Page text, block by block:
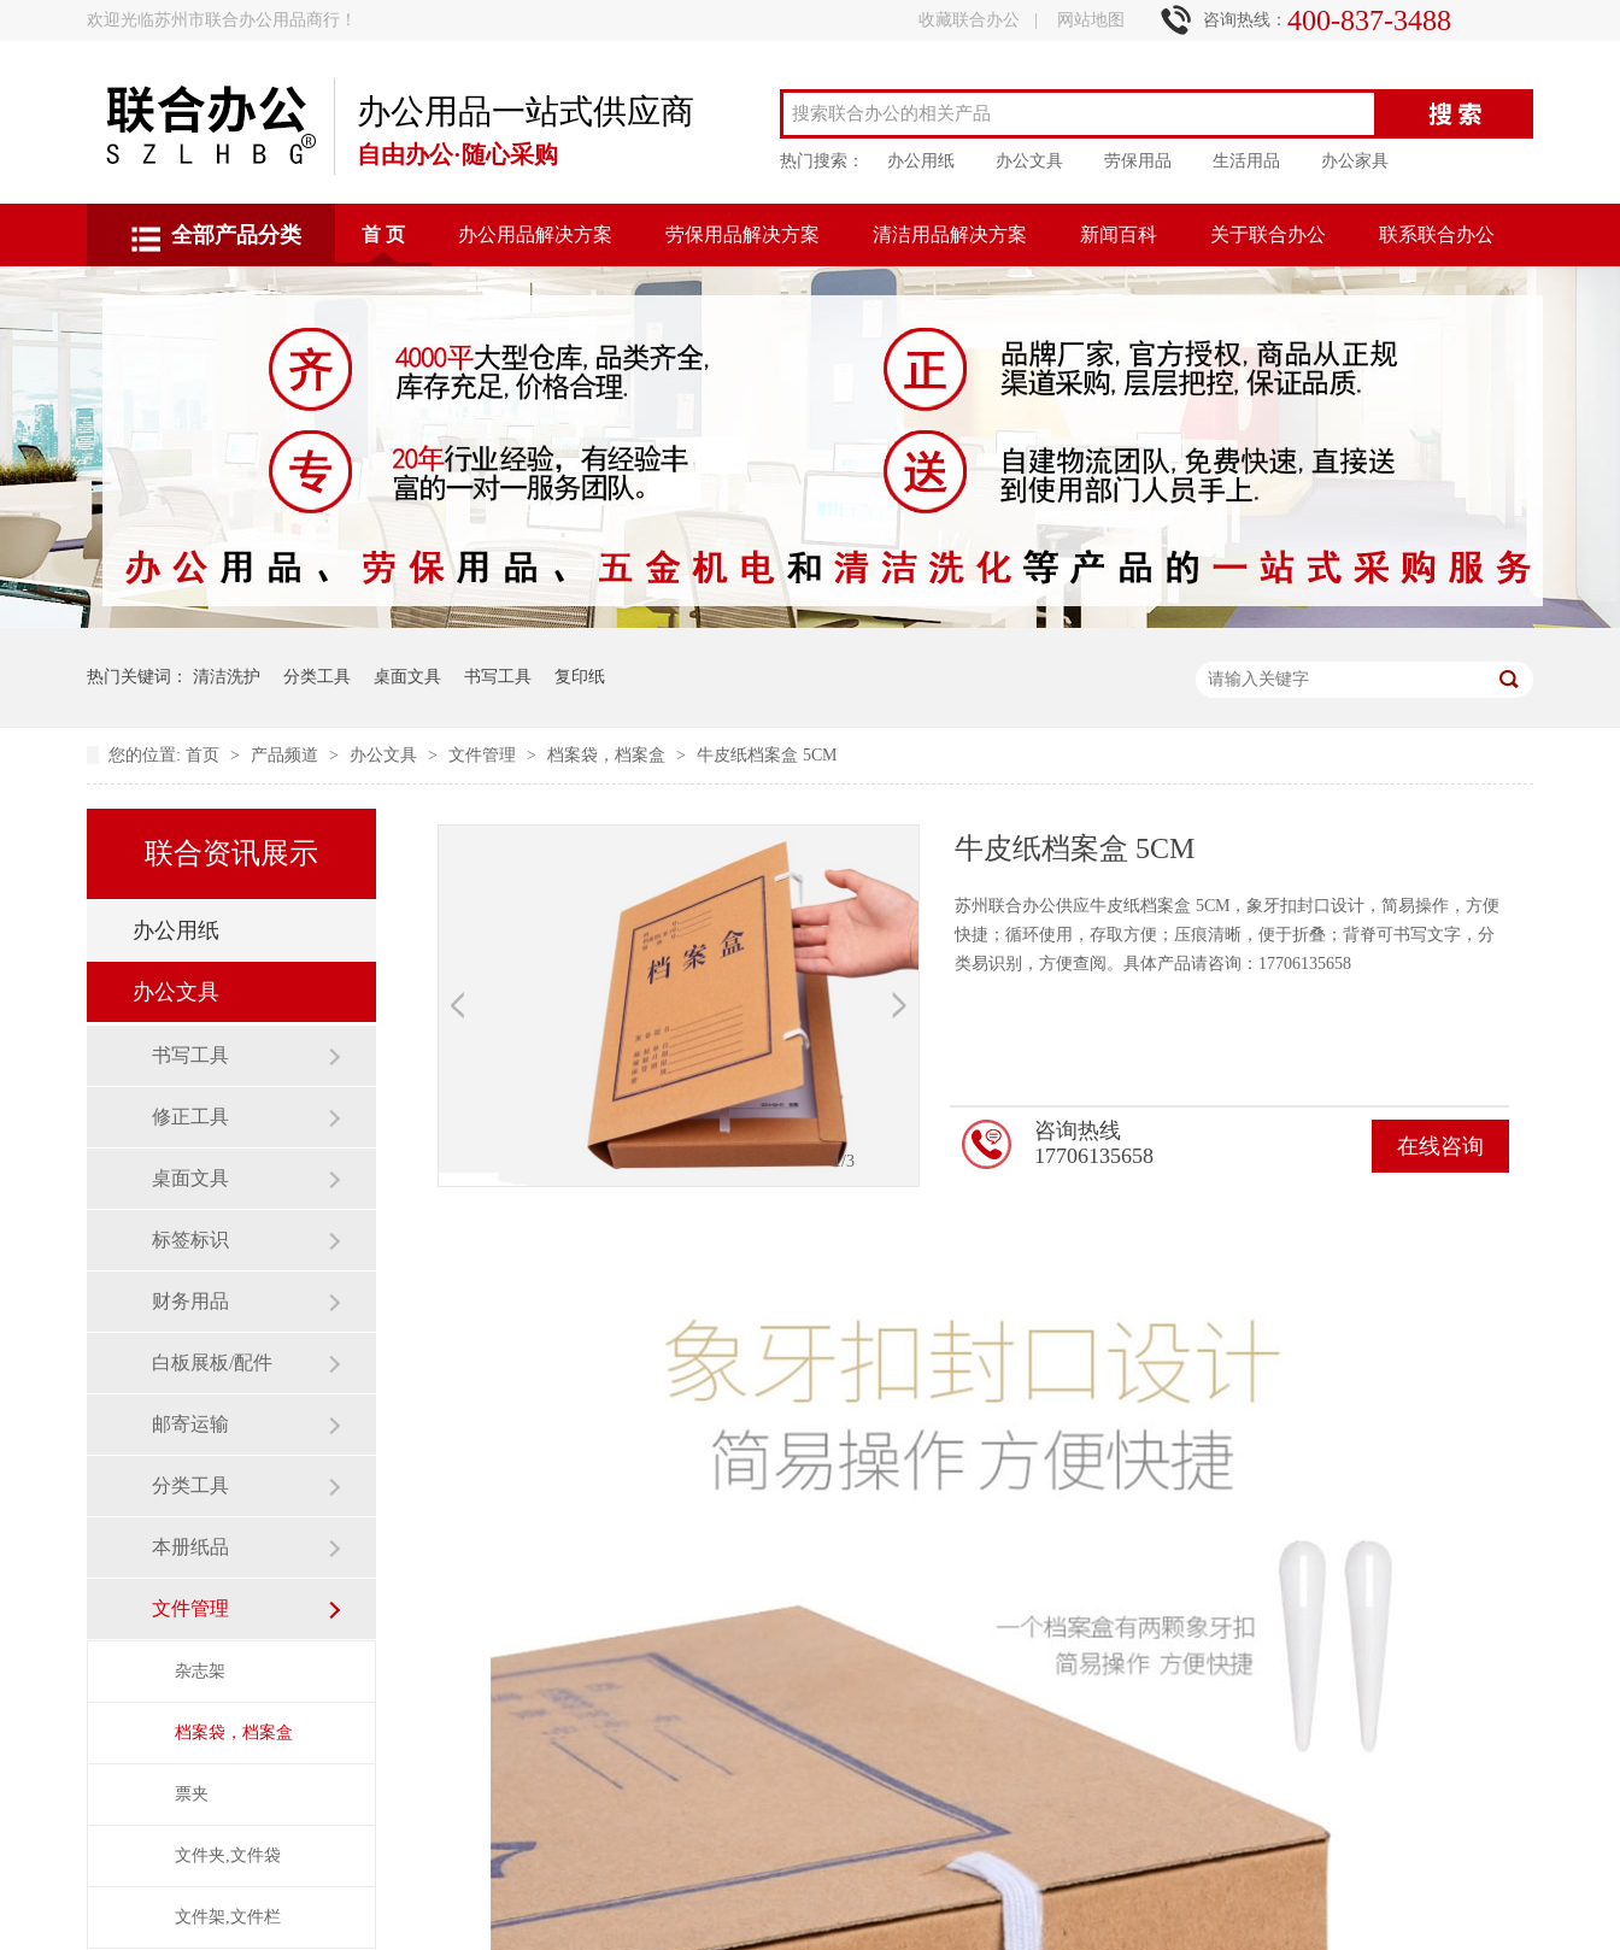
欢迎光临苏州市联合办公用品商行！ 收藏联合办公 网站地图 咨询热线： 400-837-3488
办公用品一站式供应商
自由办公·随心采购 热门搜索： 办公用纸 办公文具 劳保用品 生活用品 办公家具
全部产品分类 首 页 办公用品解决方案 劳保用品解决方案 清洁用品解决方案 新闻百科 关于联合办公 联系联合办公
热门关键词： 清洁洗护 分类工具 桌面文具 书写工具 复印纸
您的位置: 首页 > 产品频道 > 办公文具 > 文件管理 > 档案袋，档案盒 > 牛皮纸档案盒 5CM
联合资讯展示
办公用纸
办公文具
书写工具
修正工具
桌面文具
标签标识
财务用品
白板展板/配件
邮寄运输
分类工具
本册纸品
文件管理
杂志架
档案袋，档案盒
票夹
文件夹,文件袋
文件架,文件栏
2/3
牛皮纸档案盒 5CM
苏州联合办公供应牛皮纸档案盒 5CM，象牙扣封口设计，简易操作，方便
快捷；循环使用，存取方便；压痕清晰，便于折叠；背脊可书写文字，分
类易识别，方便查阅。具体产品请咨询：17706135658
在线咨询
咨询热线
17706135658